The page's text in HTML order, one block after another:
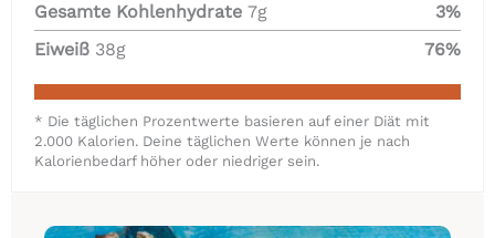
Gesamte Kohlenhydrate 7g 3%
Eiweiß 38g 76%
* Die täglichen Prozentwerte basieren auf einer Diät mit
2.000 Kalorien. Deine täglichen Werte können je nach
Kalorienbedarf höher oder niedriger sein.